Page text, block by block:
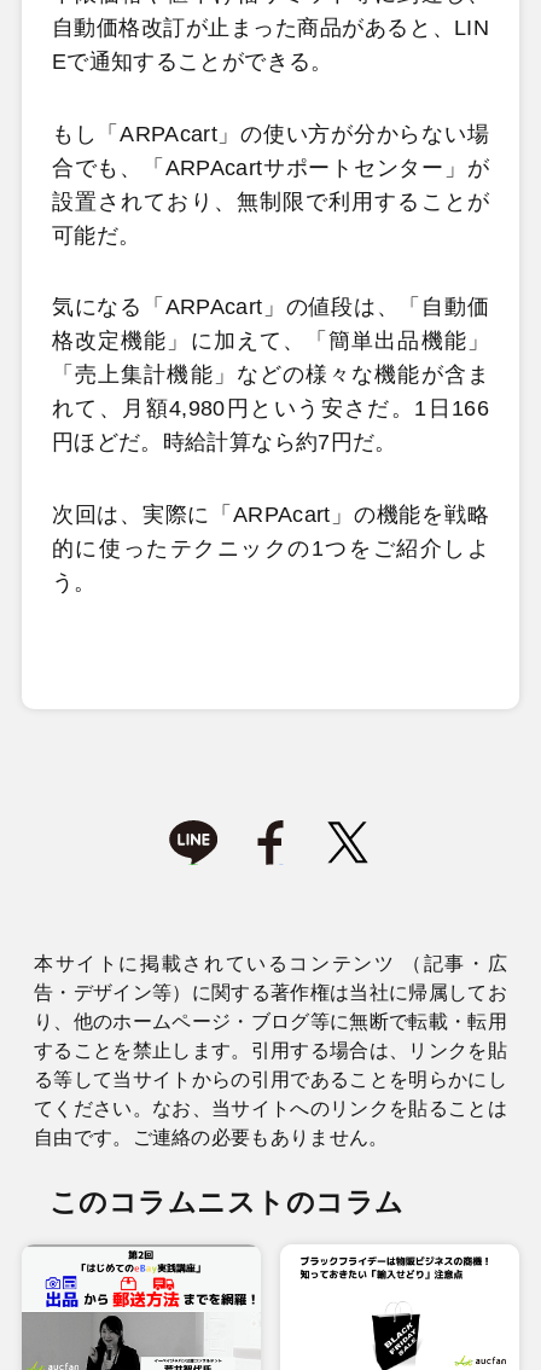
自動価格改訂が止まった商品があると、LIN
Eで通知することができる。
もし「ARPAcart」の使い方が分からない場
合でも、「ARPAcartサポートセンター」が
設置されており、無制限で利用することが
可能だ。
気になる「ARPAcart」の値段は、「自動価
格改定機能」に加えて、「簡単出品機能」
「売上集計機能」などの様々な機能が含ま
れて、月額4,980円という安さだ。1日166
円ほどだ。時給計算なら約7円だ。
次回は、実際に「ARPAcart」の機能を戦略
的に使ったテクニックの1つをご紹介しよ
う。
本サイトに掲載されているコンテンツ （記事・広
告・デザイン等）に関する著作権は当社に帰属してお
り、他のホームページ・ブログ等に無断で転載・転用
することを禁止します。引用する場合は、リンクを貼
る等して当サイトからの引用であることを明らかにし
てください。なお、当サイトへのリンクを貼ることは
自由です。ご連絡の必要もありません。
このコラムニストのコラム